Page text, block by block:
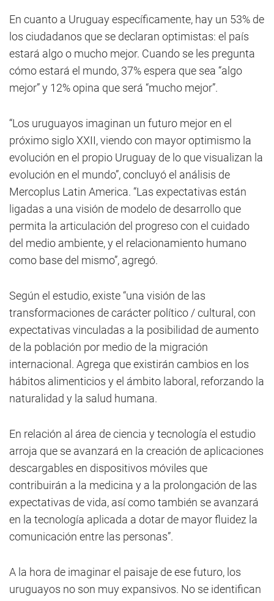
En cuanto a Uruguay específicamente, hay un 53% de
los ciudadanos que se declaran optimistas: el país
estará algo o mucho mejor. Cuando se les pregunta
cómo estará el mundo, 37% espera que sea “algo
mejor” y 12% opina que será “mucho mejor”.
“Los uruguayos imaginan un futuro mejor en el
próximo siglo XXII, viendo con mayor optimismo la
evolución en el propio Uruguay de lo que visualizan la
evolución en el mundo”, concluyó el análisis de
Mercoplus Latin America. “Las expectativas están
ligadas a una visión de modelo de desarrollo que
permita la articulación del progreso con el cuidado
del medio ambiente, y el relacionamiento humano
como base del mismo”, agregó.
Según el estudio, existe “una visión de las
transformaciones de carácter político / cultural, con
expectativas vinculadas a la posibilidad de aumento
de la población por medio de la migración
internacional. Agrega que existirán cambios en los
hábitos alimenticios y el ámbito laboral, reforzando la
naturalidad y la salud humana.
En relación al área de ciencia y tecnología el estudio
arroja que se avanzará en la creación de aplicaciones
descargables en dispositivos móviles que
contribuirán a la medicina y a la prolongación de las
expectativas de vida, así como también se avanzará
en la tecnología aplicada a dotar de mayor fluidez la
comunicación entre las personas”.
A la hora de imaginar el paisaje de ese futuro, los
uruguayos no son muy expansivos. No se identifican